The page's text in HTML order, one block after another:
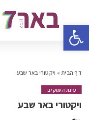
פתח סרגל נגישות
דף הבית» ויקטורי באר שבע
פינת העסקים
ויקטורי באר שבע